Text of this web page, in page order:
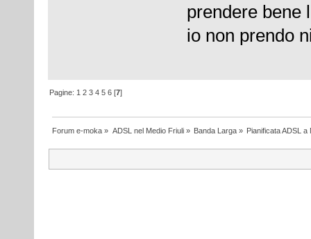
prendere bene
io non prendo
Pagine: 1 2 3 4 5 6 [7]
Forum e-moka » ADSL nel Medio Friuli» Banda Larga» Pianificata ADSL